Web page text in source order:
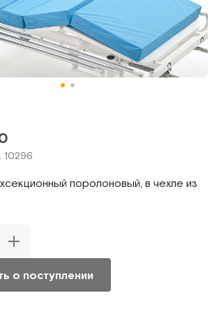
10296
поролоновый, в чехле из
о поступлении